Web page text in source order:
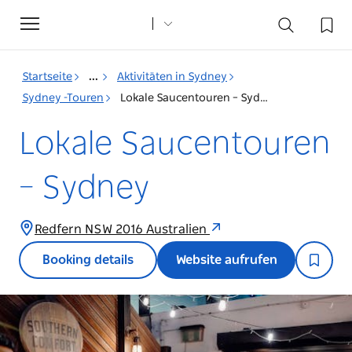
Toggle
navigation
Startseite ...
Aktivitäten in Sydney
Sydney -Touren
Lokale Saucentouren – Sydney
Lokale Saucentouren
– Sydney
Redfern NSW 2016 Australien
Booking details Website aufrufen